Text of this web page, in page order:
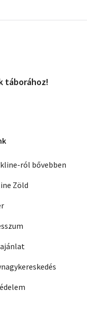
táborához!
ról bővebben
Zöld